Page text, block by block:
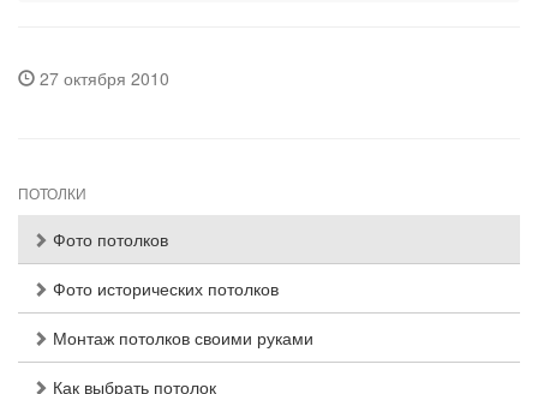
27 октября 2010
ПОТОЛКИ
Фото потолков
Фото исторических потолков
Монтаж потолков своими руками
Как выбрать потолок